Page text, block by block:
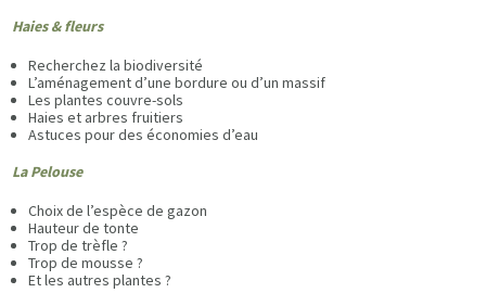
Haies & fleurs
Recherchez la biodiversité
L’aménagement d’une bordure ou d’un massif
Les plantes couvre-sols
Haies et arbres fruitiers
Astuces pour des économies d’eau
La Pelouse
Choix de l’espèce de gazon
Hauteur de tonte
Trop de trèfle ?
Trop de mousse ?
Et les autres plantes ?